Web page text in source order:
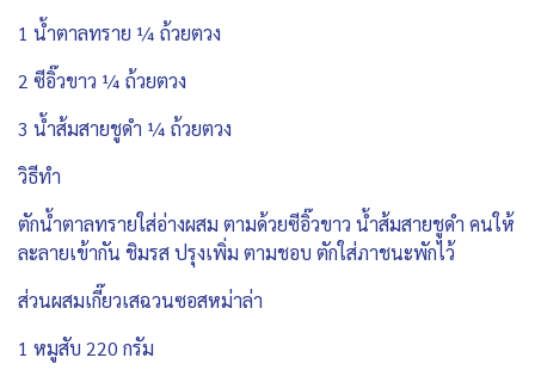
1 น้ำตาลทราย ¼ ถ้วยตวง
2 ซีอิ๊วขาว ¼ ถ้วยตวง
3 น้ำส้มสายชูดำ ¼ ถ้วยตวง
วิธีทำ
ตักน้ำตาลทรายใส่อ่างผสม ตามด้วยซีอิ๊วขาว น้ำส้มสายชูดำ คนให้
ละลายเข้ากัน ชิมรส ปรุงเพิ่ม ตามชอบ ตักใส่ภาชนะพักไว้
ส่วนผสมเกี๊ยวเสฉวนซอสหม่าล่า
1 หมูสับ 220 กรัม